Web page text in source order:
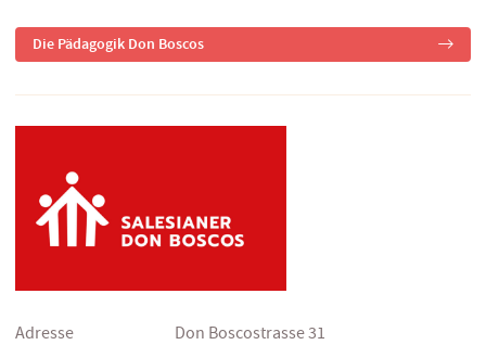
Die Pädagogik Don Boscos
Adresse
Don Boscostrasse 31